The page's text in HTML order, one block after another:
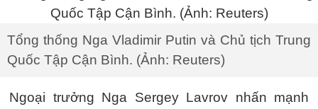
Tổng thống Nga Vladimir Putin và Chủ tịch Trung
Quốc Tập Cận Bình. (Ảnh: Reuters)
Ngoại trưởng Nga Sergey Lavrov nhấn mạnh